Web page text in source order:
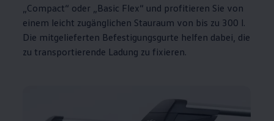
„Compact“ oder „Basic Flex“ und profitieren Sie von
einem leicht zugänglichen Stauraum von bis zu 300 l.
Die mitgelieferten Befestigungsgurte helfen dabei, die
zu transportierende Ladung zu fixieren.